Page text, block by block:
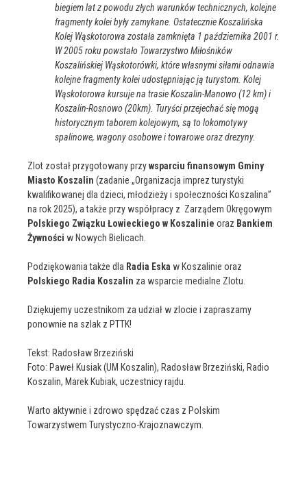
biegiem lat z powodu złych warunków technicznych, kolejne
fragmenty kolei były zamykane. Ostatecznie Koszalińska
Kolej Wąskotorowa została zamknięta 1 października 2001 r.
W 2005 roku powstało Towarzystwo Miłośników
Koszalińskiej Wąskotorówki, które własnymi siłami odnawia
kolejne fragmenty kolei udostępniając ją turystom. Kolej
Wąskotorowa kursuje na trasie Koszalin-Manowo (12 km) i
Koszalin-Rosnowo (20km). Turyści przejechać się mogą
historycznym taborem kolejowym, są to lokomotywy
spalinowe, wagony osobowe i towarowe oraz drezyny.
Zlot został przygotowany przywsparciu finansowym Gminy
Miasto Koszalin (zadanie „Organizacja imprez turystyki
kwalifikowanej dla dzieci, młodzieży i społeczności Koszalina”
na rok 2025), a także przy współpracy z Zarządem Okręgowym
Polskiego Związku Łowieckiego w Koszalinie oraz Bankiem
Żywności w Nowych Bielicach.
Podziękowania także dla Radia Eska w Koszalinie oraz
Polskiego Radia Koszalin za wsparcie medialne Zlotu.
Dziękujemy uczestnikom za udział w zlocie i zapraszamy
ponownie na szlak z PTTK!
Tekst: Radosław Brzeziński
Foto: Paweł Kusiak (UM Koszalin), Radosław Brzeziński, Radio
Koszalin, Marek Kubiak, uczestnicy rajdu.
Warto aktywnie i zdrowo spędzać czas z Polskim
Towarzystwem Turystyczno-Krajoznawczym.